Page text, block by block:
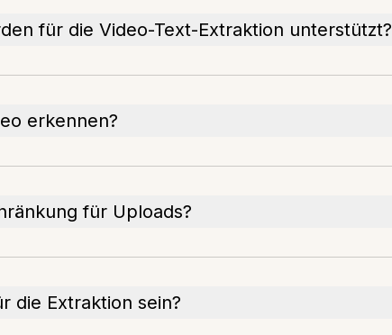
für die Video-Text-Extraktion unterstützt?
erkennen?
für Uploads?
die Extraktion sein?